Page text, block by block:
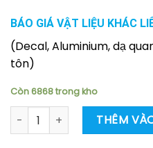
BÁO GIÁ VẬT LIỆU KHÁC
(Decal, Aluminium, dạ
tôn)
Còn 6868 trong kho
Poster cấm lại gần trong
THÊM